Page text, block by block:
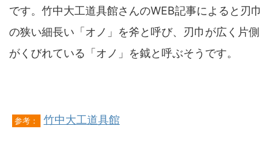
です。竹中大工道具館さんのWEB記事によると刃巾
の狭い細長い「オノ」を斧と呼び、刃巾が広く片側
がくびれている「オノ」を鉞と呼ぶそうです。
参考： 竹中大工道具館